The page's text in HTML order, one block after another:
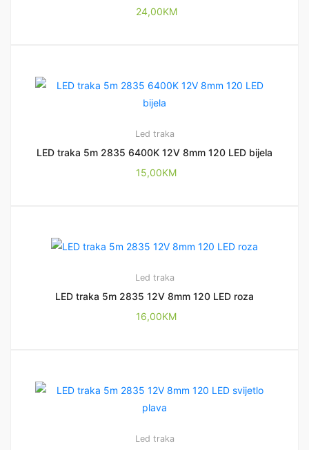
24,00KM
Led traka
LED traka 5m 2835 6400K 12V 8mm 120 LED bijela
15,00KM
Led traka
LED traka 5m 2835 12V 8mm 120 LED roza
16,00KM
Led traka